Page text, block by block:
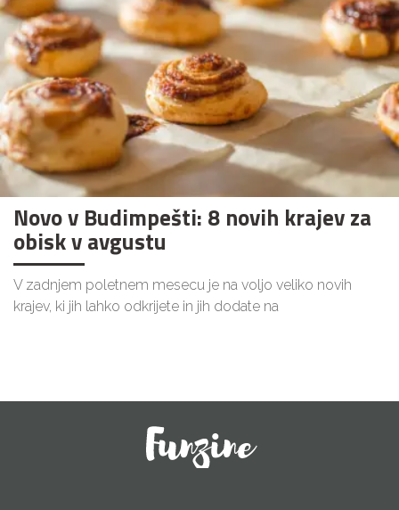
Novo v Budimpešti: 8 novih krajev za
obisk v avgustu
V zadnjem poletnem mesecu je na voljo veliko novih
krajev, ki jih lahko odkrijete in jih dodate na